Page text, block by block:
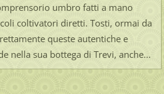
umbro fatti a mano
coltivatori diretti. Tosti, ormai da
queste autentiche e
nella sua bottega di Trevi, anche...